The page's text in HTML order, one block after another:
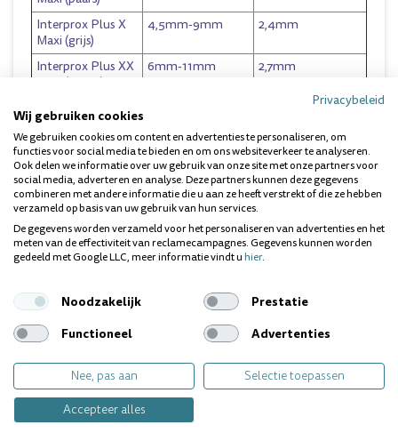
Interprox Plus X
Maxi (grijs)
4,5mm-9mm 2,4mm
Interprox Plus XX
Maxi (zwart)
6mm-11mm 2,7mm
Met Passage Hole Diameter wordt de minimale ruimte
aangeduid waartussen de interdentale rager gestoken kan
worden. Alleen de borstelhaartjes mogen in contact komen
met de tanden en het tandvlees. Als het ijzerdraadje in
aanraking komt met het tandvlees of als het ijzerdraadje snel
verbuigt, dan wordt het aangeraden om een interdentale
rager met een kleinere PHD te gebruiken.
Let goed op dat u de meest geschikte maat Interprox
kiest.Voor elke interdentale ruimte dient de juiste maat
bepaald te worden. Het borsteltje moet gemakkelijk maar
wel met een zekere weerstand tussen de tanden en kiezen
kunnen komen.Wanneer de rager te groot is voor de
interdentale ruimte of wanneer er teveel druk uitgeoefend
wordt kan de tandwortel beschadigd worden.Echter,
wanneer de rager te klein is kunnen de borstelhaartjes de
Privacybeleid
Wij gebruiken cookies
We gebruiken cookies om content en advertenties te personaliseren, om
functies voor social media te bieden en om ons websiteverkeer te analyseren.
Ook delen we informatie over uw gebruik van onze site met onze partners voor
social media, adverteren en analyse. Deze partners kunnen deze gegevens
combineren met andere informatie die u aan ze heeft verstrekt of die ze hebben
verzameld op basis van uw gebruik van hun services.
De gegevens worden verzameld voor het personaliseren van advertenties en het
meten van de effectiviteit van reclamecampagnes. Gegevens kunnen worden
gedeeld met Google LLC, meer informatie vindt uhier.
Noodzakelijk
Prestatie
Functioneel
Advertenties
Nee, pas aan
Selectie toepassen
Accepteer alles